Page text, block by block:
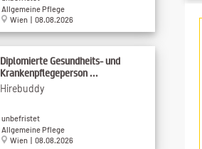
Allgemeine Pflege
Wien | 08.08.2026
Diplomierte Gesundheits- und
Krankenpflegeperson ...
Hirebuddy
unbefristet
Allgemeine Pflege
Wien | 08.08.2026